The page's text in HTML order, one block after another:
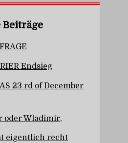
Beiträge
Endsieg
23 rd of December
oder Wladimir,
eigentlich recht